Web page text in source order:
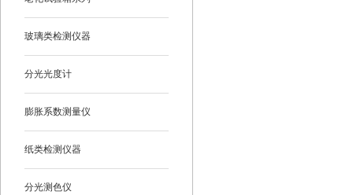
玻璃类检测仪器
分光光度计
膨胀系数测量仪
纸类检测仪器
分光测色仪